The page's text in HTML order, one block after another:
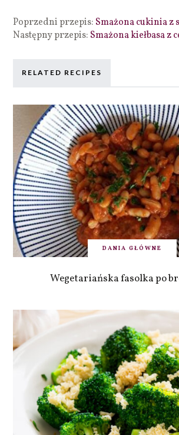
Poprzedni przepis: Smażona cukinia z
Następny przepis: Smażona kiełbasa z
RELATED RECIPES
DANIA GŁÓWNE
Wegetariańska fasolka po